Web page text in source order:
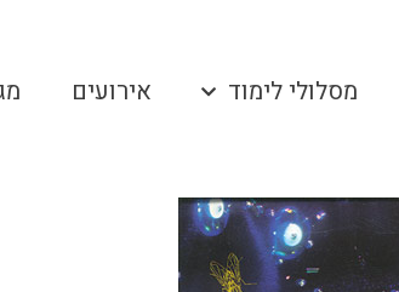
מסלולי לימוד אירועים